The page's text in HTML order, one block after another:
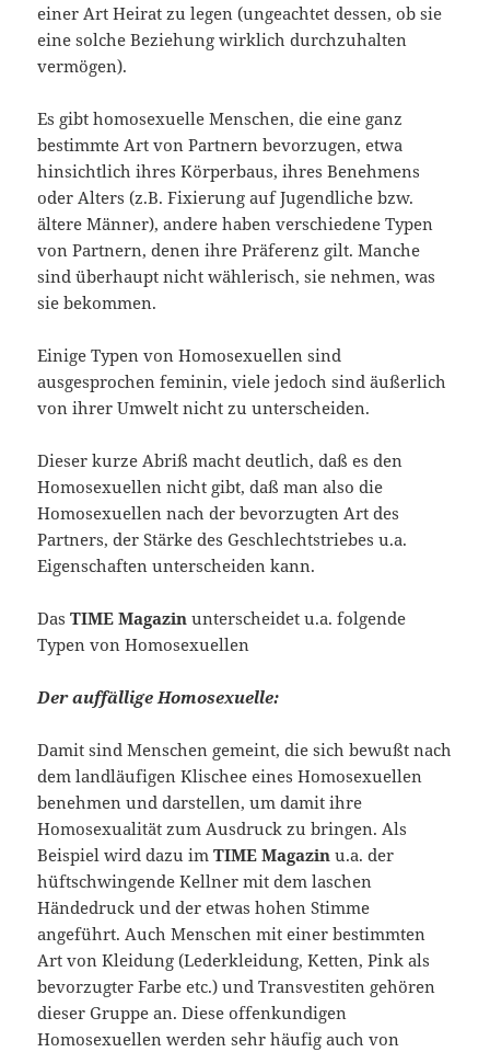
einer Art Heirat zu legen (ungeachtet dessen, ob sie
eine solche Beziehung wirklich durchzuhalten
vermögen).
Es gibt homosexuelle Menschen, die eine ganz
bestimmte Art von Partnern bevorzugen, etwa
hinsichtlich ihres Körperbaus, ihres Benehmens
oder Alters (z.B. Fixierung auf Jugendliche bzw.
ältere Männer), andere haben verschiedene Typen
von Partnern, denen ihre Präferenz gilt. Manche
sind überhaupt nicht wählerisch, sie nehmen, was
sie bekommen.
Einige Typen von Homosexuellen sind
ausgesprochen feminin, viele jedoch sind äußerlich
von ihrer Umwelt nicht zu unterscheiden.
Dieser kurze Abriß macht deutlich, daß es den
Homosexuellen nicht gibt, daß man also die
Homosexuellen nach der bevorzugten Art des
Partners, der Stärke des Geschlechtstriebes u.a.
Eigenschaften unterscheiden kann.
DasTIME Magazin unterscheidet u.a. folgende
Typen von Homosexuellen
Der auffällige Homosexuelle:
Damit sind Menschen gemeint, die sich bewußt nach
dem landläufigen Klischee eines Homosexuellen
benehmen und darstellen, um damit ihre
Homosexualität zum Ausdruck zu bringen. Als
Beispiel wird dazu im TIME Magazin u.a. der
hüftschwingende Kellner mit dem laschen
Händedruck und der etwas hohen Stimme
angeführt. Auch Menschen mit einer bestimmten
Art von Kleidung (Lederkleidung, Ketten, Pink als
bevorzugter Farbe etc.) und Transvestiten gehören
dieser Gruppe an. Diese offenkundigen
Homosexuellen werden sehr häufig auch von